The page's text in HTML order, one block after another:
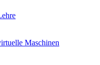
Maschinen